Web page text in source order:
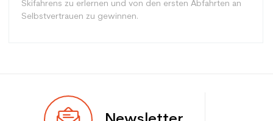
Skifahrens zu erlernen und von den ersten Abfahrten an
Selbstvertrauen zu gewinnen.